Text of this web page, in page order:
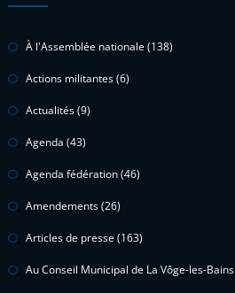
À l'Assemblée nationale (138)
Actions militantes(6)
Actualités(9)
Agenda (43)
Agenda fédération(46)
Amendements(26)
Articles de presse (163)
Au Conseil Municipal de La Vôge-les-Bains